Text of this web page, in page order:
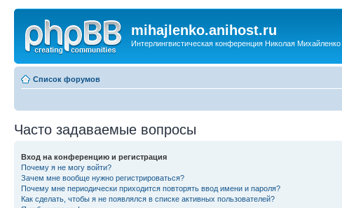
mihajlenko.anihost.ru
Интерлингвистическая конференция Николая Михайленко
Список форумов
Часто задаваемые вопросы
Вход на конференцию и регистрация
Почему я не могу войти?
Зачем мне вообще нужно регистрироваться?
Почему мне периодически приходится повторять ввод имени и пароля?
Как сделать, чтобы я не появлялся в списке активных пользователей?